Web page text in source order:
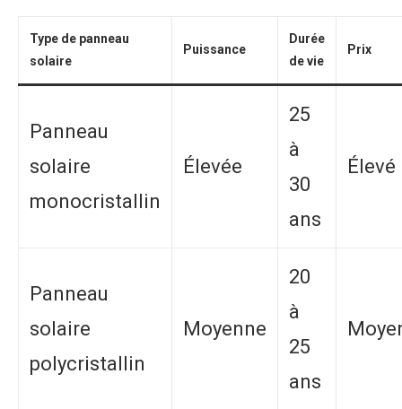
Type de panneau
solaire
Puissance
Durée
de vie
Prix
Panneau
solaire
monocristallin
Élevée
25
à
30
ans
Élevé
Panneau
solaire
polycristallin
Moyenne
20
à
25
ans